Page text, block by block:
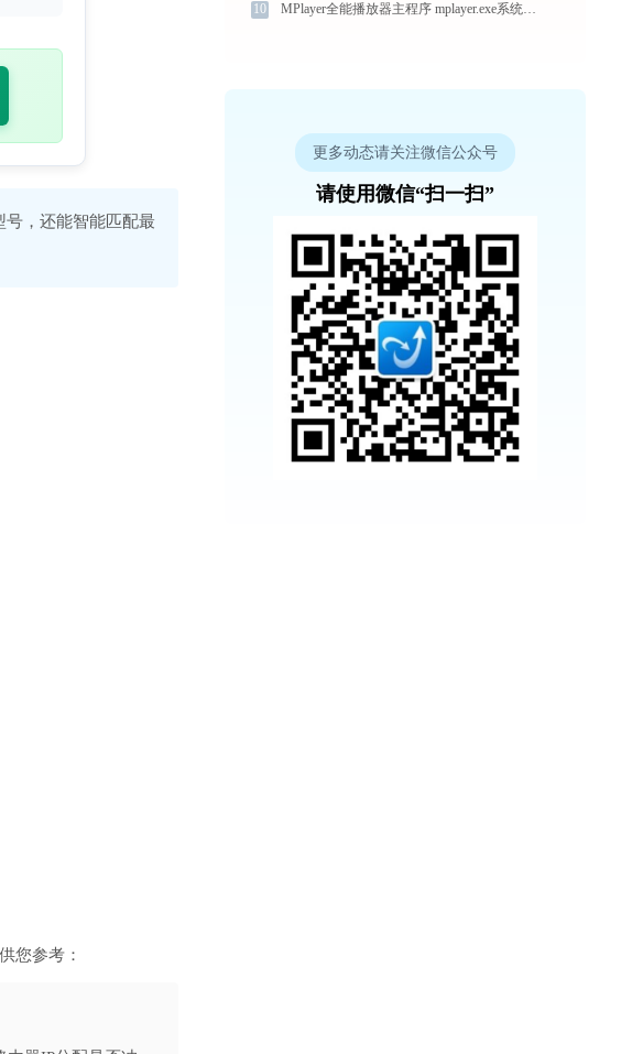
，还能智能匹配最
您参考：
10 MPlayer全能播放器主程序 mplayer.exe系统错误avcodec-55.dll丢失如何解决
更多动态请关注微信公众号
请使用微信“扫一扫”